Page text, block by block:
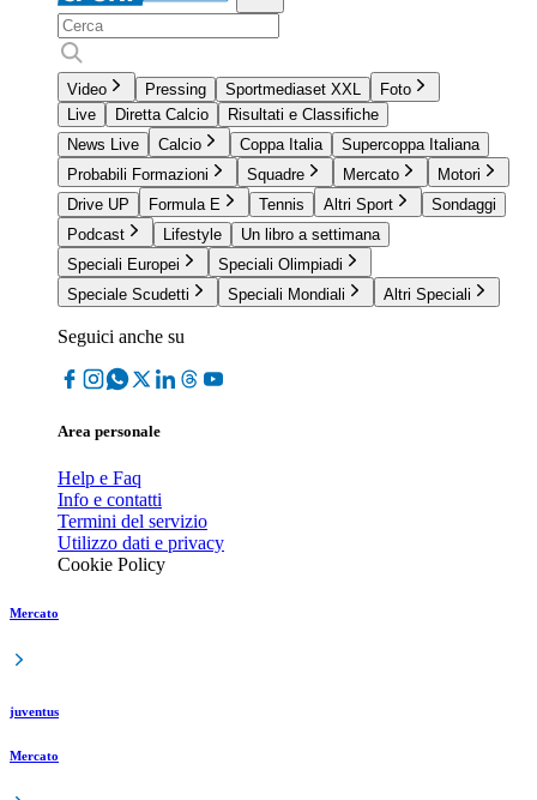
Video Pressing Sportmediaset XXL
Foto
Live
Diretta Calcio
Risultati e Classifiche
News Live
Calcio Coppa Italia
Supercoppa Italiana
Probabili Formazioni
Squadre Mercato
Motori
Drive UP
Formula E Tennis Altri Sport
Sondaggi
Podcast
Lifestyle
Un libro a settimana
Speciali Europei
Speciali Olimpiadi
Speciale Scudetti
Speciali Mondiali Altri Speciali
Seguici anche su
Area personale
Help e Faq
Info e contatti
Termini del servizio
Utilizzo dati e privacy
Cookie Policy
Mercato
juventus
Mercato